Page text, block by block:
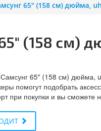
65" (158 см) дюйма,
(158 см)
Самсунг 65" (158 см)
помогут подобрать
при покупки и вы